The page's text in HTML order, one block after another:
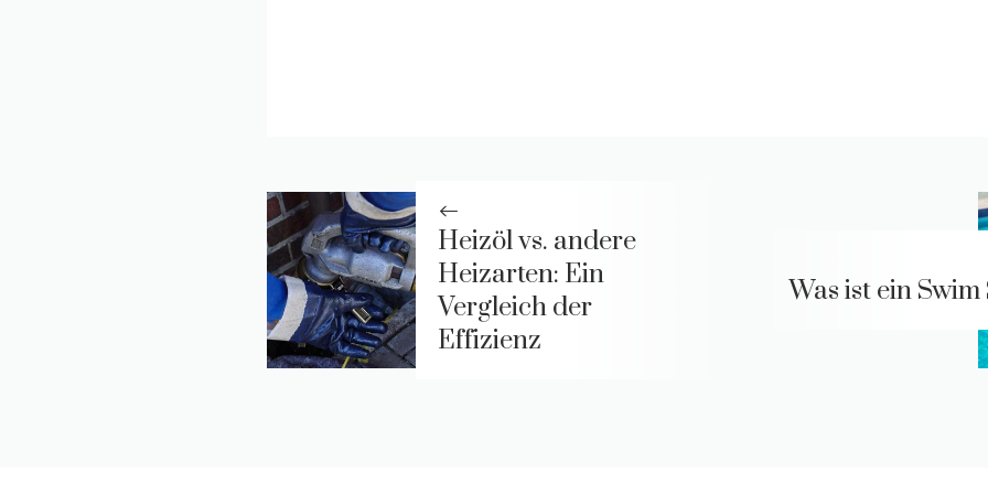
Heizöl vs. andere
Heizarten: Ein
Vergleich der
Effizienz
Was ist ein Swim